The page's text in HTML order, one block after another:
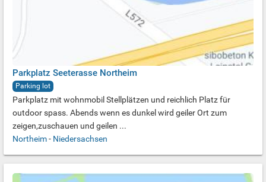
Parkplatz Seeterasse Northeim
Parking lot
Parkplatz mit wohnmobil Stellplätzen und reichlich Platz für
outdoor spass. Abends wenn es dunkel wird geiler Ort zum
zeigen,zuschauen und geilen ...
Northeim- Niedersachsen